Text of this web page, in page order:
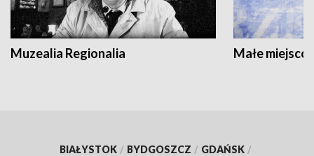
Muzealia Regionalia Małe
BIAŁYSTOK / BYDGOSZCZ / GDAŃSK /